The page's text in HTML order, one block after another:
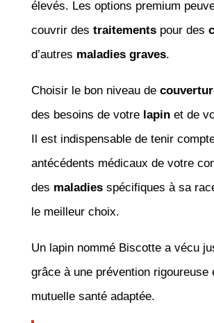
élevés. Les options premium
couvrir des traitementspour des
d’autres maladies graves.
Choisir le bon niveau de
des besoins de votre lapinet de
Il est indispensable de tenir
antécédents médicaux de votre
des maladiesspécifiques à sa
le meilleur choix.
Un lapin nommé Biscotte a vécu
grâce à une prévention rigoureuse
mutuelle santé adaptée.